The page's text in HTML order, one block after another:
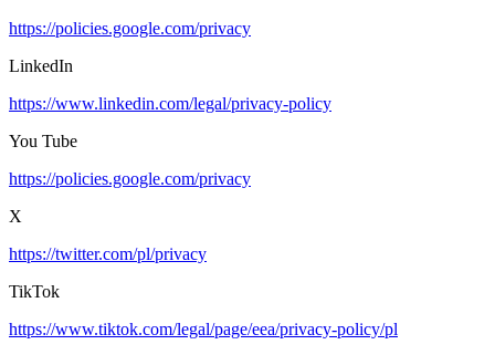
https://policies.google.com/privacy
LinkedIn
https://www.linkedin.com/legal/privacy-policy
You Tube
https://policies.google.com/privacy
X
https://twitter.com/pl/privacy
TikTok
https://www.tiktok.com/legal/page/eea/privacy-policy/pl